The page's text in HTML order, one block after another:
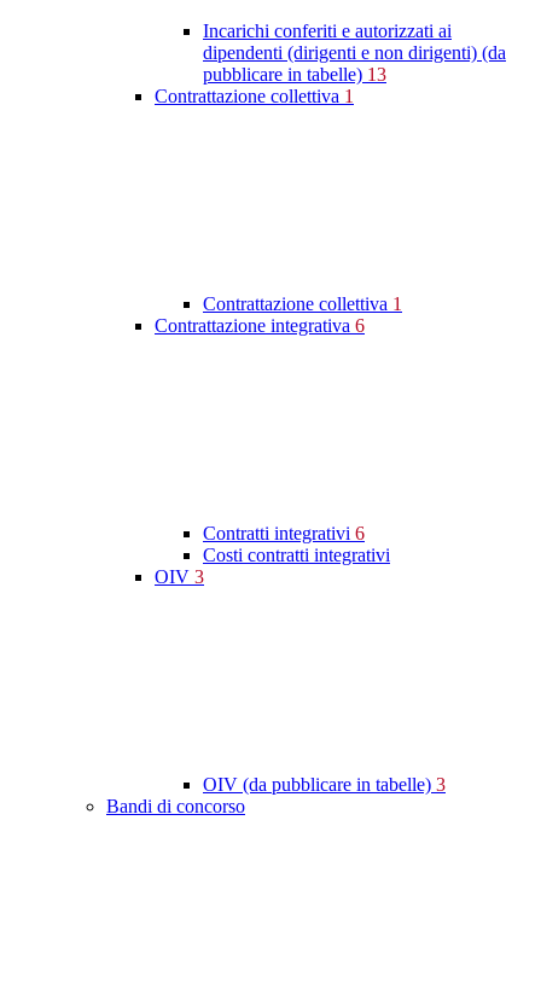
Incarichi conferiti e autorizzati ai
dipendenti (dirigenti e non dirigenti) (da
pubblicare in tabelle) 13
Contrattazione collettiva 1
Contrattazione collettiva 1
Contrattazione integrativa 6
Contratti integrativi 6
Costi contratti integrativi
OIV 3
OIV (da pubblicare in tabelle) 3
Bandi di concorso